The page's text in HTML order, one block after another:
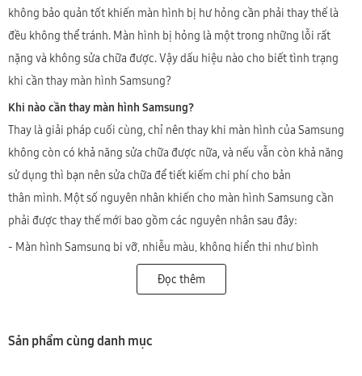
không bảo quản tốt khiến màn hình bị hư hỏng cần phải thay thế là
đều không thể tránh. Màn hình bị hỏng là một trong những lỗi rất
nặng và không sửa chữa được. Vậy dấu hiệu nào cho biết tình trạng
khi cần thay màn hình Samsung?
Khi nào cần thay màn hình Samsung?
Thay là giải pháp cuối cùng, chỉ nên thay khi màn hình của Samsung
không còn có khả năng sửa chữa được nữa, và nếu vẫn còn khả năng
sử dụng thì bạn nên sửa chữa để tiết kiếm chi phí cho bản
thân mình. Một số nguyên nhân khiến cho màn hình Samsung cần
phải được thay thế mới bao gồm các nguyên nhân sau đây:
- Màn hình Samsung bị vỡ, nhiễu màu, không hiển thị như bình
thường dù cảm ứng vẫn hoạt động được bình thường.
- Màn hình Samsung bị sọc, chảy mực.
Đọc thêm
Sản phẩm cùng danh mục